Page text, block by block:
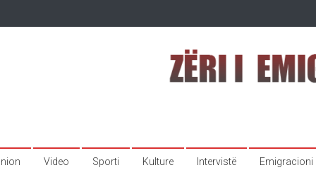
Video Sporti Kulture Intervistë Emigracioni